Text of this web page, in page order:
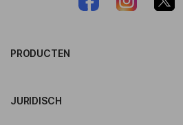
PRODUCTEN
JURIDISCH